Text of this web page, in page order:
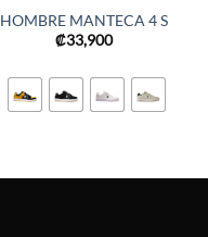
HOMBRE MANTECA 4 S
₡33,900